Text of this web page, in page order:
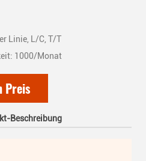
Linie, L/C, T/T
1000/Monat
Preis
Beschreibung